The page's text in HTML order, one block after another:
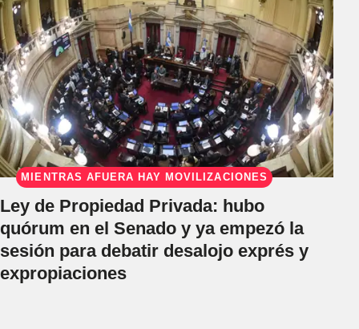
MIENTRAS AFUERA HAY MOVILIZACIONES
Ley de Propiedad Privada: hubo
quórum en el Senado y ya empezó la
sesión para debatir desalojo exprés y
expropiaciones